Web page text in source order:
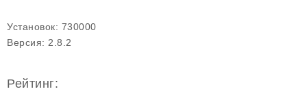
Установок: 730000
Версия: 2.8.2
Рейтинг: